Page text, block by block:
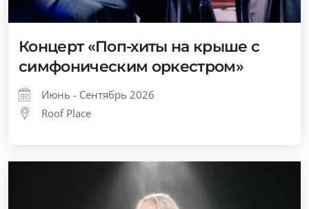
Концерт «Поп-хиты на крыше с
симфоническим оркестром»
Июнь - Сентябрь 2026
Roof Place